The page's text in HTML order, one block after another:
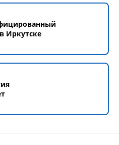
Иркутске